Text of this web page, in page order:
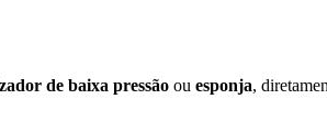
de baixa pressão ou esponja,